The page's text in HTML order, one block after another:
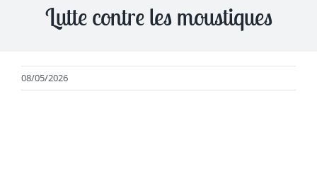
Lutte contre les moustiques
08/05/2026